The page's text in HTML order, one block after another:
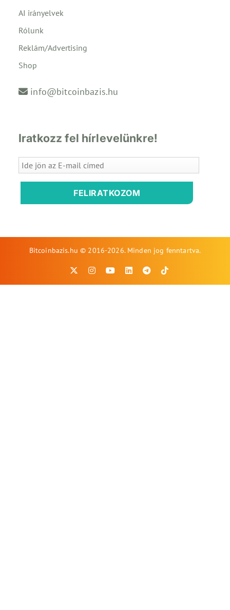
AI irányelvek
Rólunk
Reklám/Advertising
Shop
info@bitcoinbazis.hu
Iratkozz fel hírlevelünkre!
FELIRATKOZOM
Bitcoinbazis.hu © 2016-2026. Minden jog fenntartva.